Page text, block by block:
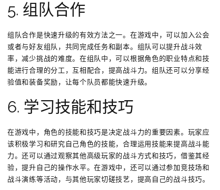
5. 组队合作
组队合作是快速升级的有效方法之一。在游戏中，可以加入公会
或者与好友组队，共同完成任务和副本。组队可以提升战斗效
率，减少挑战的难度。在组队中，可以根据角色的职业特点和技
能进行合理的分工，互相配合，提高战斗力。组队还可以分享经
验值和装备奖励，让每个队员都能快速升级。
6. 学习技能和技巧
在游戏中，角色的技能和技巧是决定战斗力的重要因素。玩家应
该积极学习和研究自己角色的技能，合理运用技能来提高战斗能
力。还可以通过观察其他高级玩家的战斗方式和技巧，借鉴其经
验，提升自己的操作水平。在游戏中，还可以通过参加竞技场和
战斗演练等活动，与其他玩家切磋技艺，提高自己的战斗技巧。